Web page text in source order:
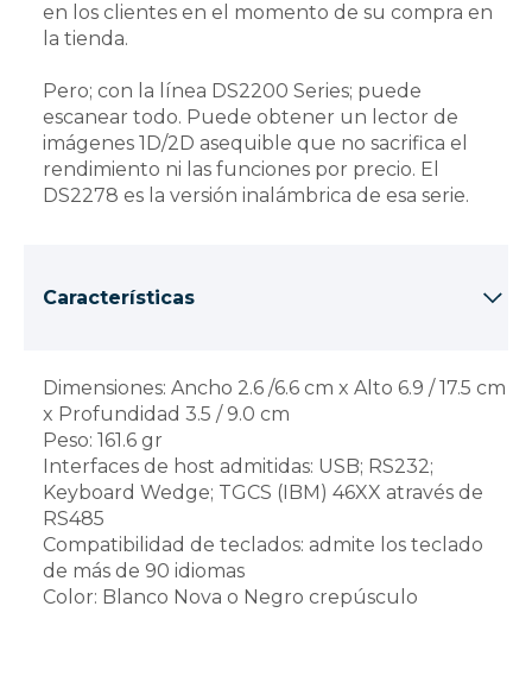
en los clientes en el momento de su compra en
la tienda.
Pero; con la línea DS2200 Series; puede
escanear todo. Puede obtener un lector de
imágenes 1D/2D asequible que no sacrifica el
rendimiento ni las funciones por precio. El
DS2278 es la versión inalámbrica de esa serie.
Características
Dimensiones: Ancho 2.6 /6.6 cm x Alto 6.9 / 17.5 cm
x Profundidad 3.5 / 9.0 cm
Peso: 161.6 gr
Interfaces de host admitidas: USB; RS232;
Keyboard Wedge; TGCS (IBM) 46XX através de
RS485
Compatibilidad de teclados: admite los teclado
de más de 90 idiomas
Color: Blanco Nova o Negro crepúsculo